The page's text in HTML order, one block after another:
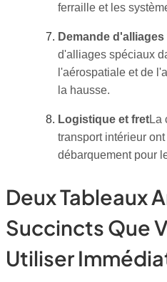
ferraille et les
Demande
d'alliages spéciaux
l'aérospatiale et de
la hausse.
Logistique et fretLa
transport intérieur
débarquement pour
Deux Tableaux
Succincts Que
Utiliser